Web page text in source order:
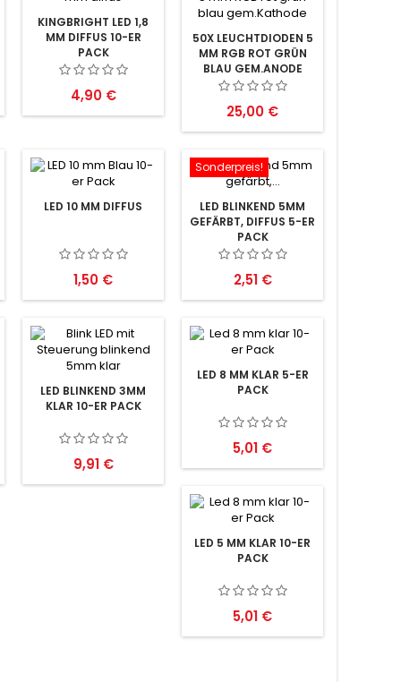
KINGBRIGHT LED 1,8
MM DIFFUS 10-ER
PACK
Preis
4,90 €
50X LEUCHTDIODEN 5
MM RGB ROT GRÜN
BLAU GEM.ANODE
Preis
25,00 €
LED 10 MM DIFFUS
Preis
1,50 €
Sonderpreis!
LED BLINKEND 5MM
GEFÄRBT, DIFFUS 5-ER
PACK
Preis
2,51 €
LED BLINKEND 3MM
KLAR 10-ER PACK
Preis
9,91 €
LED 8 MM KLAR 5-ER
PACK
Preis
5,01 €
LED 5 MM KLAR 10-ER
PACK
Preis
5,01 €